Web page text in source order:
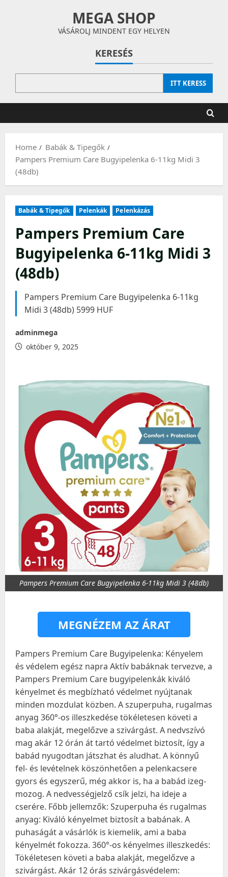
MEGA SHOP
VÁSÁROLJ MINDENT EGY HELYEN
KERESÉS
ITT KERESS
Home
Babák & Tipegők
Pampers Premium Care Bugyipelenka 6-11kg Midi 3
(48db)
Babák & Tipegők Pelenkák Pelenkázás
Pampers Premium Care
Bugyipelenka 6-11kg Midi 3
(48db)
Pampers Premium Care Bugyipelenka 6-11kg
Midi 3 (48db) 5999 HUF
adminmega
október 9, 2025
Pampers Premium Care Bugyipelenka 6-11kg Midi 3 (48db)
MEGNÉZEM AZ ÁRAT
Pampers Premium Care Bugyipelenka: Kényelem
és védelem egész napra Aktív babáknak tervezve, a
Pampers Premium Care bugyipelenkák kiváló
kényelmet és megbízható védelmet nyújtanak
minden mozdulat közben. A szuperpuha, rugalmas
anyag 360°-os illeszkedése tökéletesen követi a
baba alakját, megelőzve a szivárgást. A nedvszívó
mag akár 12 órán át tartó védelmet biztosít, így a
babád nyugodtan játszhat és aludhat. A könnyű
fel- és levételnek köszönhetően a pelenkacsere
gyors és egyszerű, még akkor is, ha a babád izeg-
mozog. A nedvességjelző csík jelzi, ha ideje a
cserére. Főbb jellemzők: Szuperpuha és rugalmas
anyag: Kiváló kényelmet biztosít a babának. A
puhaságát a vásárlók is kiemelik, ami a baba
kényelmét fokozza. 360°-os kényelmes illeszkedés:
Tökéletesen követi a baba alakját, megelőzve a
szivárgást. Akár 12 órás szivárgásvédelem: